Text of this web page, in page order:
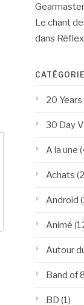
Le chant de
dans
20
30 Day
A la une
Achats
Android
Animé
Autour
Band of
BD (1)